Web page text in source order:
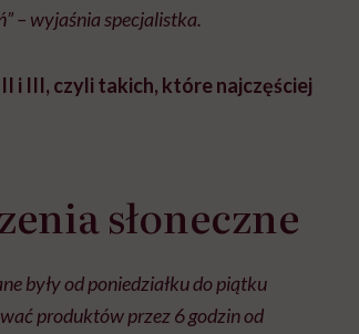
– wyjaśnia specjalistka.
i III, czyli takich, które najczęściej
słoneczne
były od poniedziałku do piątku
produktów przez 6 godzin od